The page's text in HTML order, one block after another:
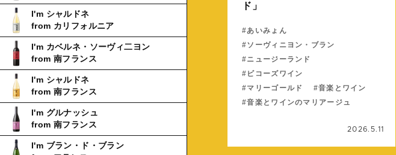
ド」
あいみょん
ソーヴィニヨン・ブラン
ニュージーランド
ビコーズワイン
マリーゴールド
音楽とワイン
音楽とワインのマリアージュ
2026.5.11
I'm シャルドネ
from カリフォルニア
I'm カベルネ・ソーヴィ二ヨン
from 南フランス
I'm シャルドネ
from 南フランス
I'm グルナッシュ
from 南フランス
I'm ブラン・ド・ブラン